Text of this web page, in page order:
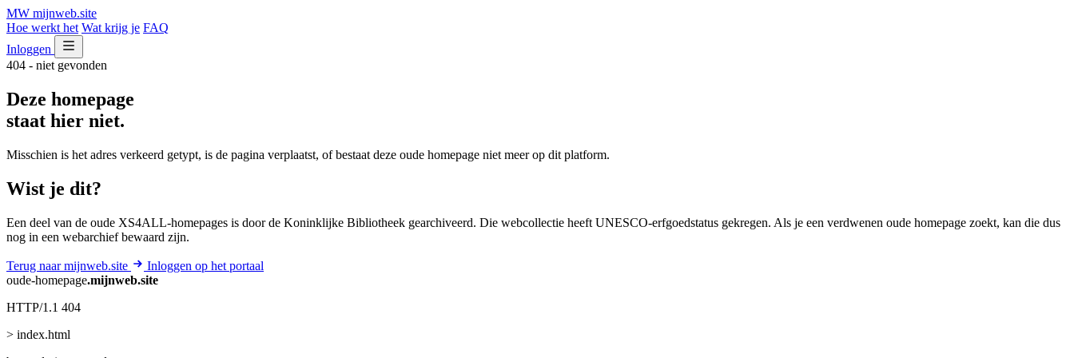
MW mijnweb.site
Hoe werkt het Wat krijg je FAQ
Inloggen
404 - niet gevonden
Deze homepage
staat hier niet.
Misschien is het adres verkeerd getypt, is de pagina verplaatst, of bestaat deze oude homepage niet meer op dit platform.
Wist je dit?
Een deel van de oude XS4ALL-homepages is door de Koninklijke Bibliotheek gearchiveerd. Die webcollectie heeft UNESCO-erfgoedstatus gekregen. Als je een verdwenen oude homepage zoekt, kan die dus
nog in een webarchief bewaard zijn.
Terug naar mijnweb.site
Inloggen op het portaal
oude-homepage.mijnweb.site
HTTP/1.1 404
> index.html